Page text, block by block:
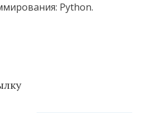
Python.